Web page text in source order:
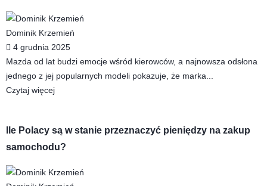
Dominik Krzemień
4 grudnia 2025
Mazda od lat budzi emocje wśród kierowców, a najnowsza odsłona
jednego z jej popularnych modeli pokazuje, że marka...
Czytaj więcej
Ile Polacy są w stanie przeznaczyć pieniędzy na zakup
samochodu?